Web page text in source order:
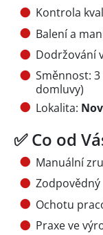
Kontrola
Balení a
Dodržování
Směnnost:
domluvy)
Lokalita:
✅ Co od
Manuální
Ochotu
Praxe ve